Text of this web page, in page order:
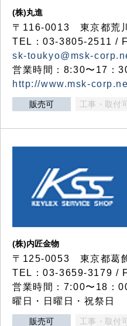
(株)丸進
〒116-0013 東京都荒
TEL：03-3805-2511 /
sk-toukyo@msk-
営業時間：8:30〜17：
http://www.msk-
販売可 工事・取付
(株)内匠金物
〒125-0053 東京都葛
TEL：03-3659-3179 /
営業時間：7:00〜18：
曜日・日曜日・祝祭日
販売可 工事・取付